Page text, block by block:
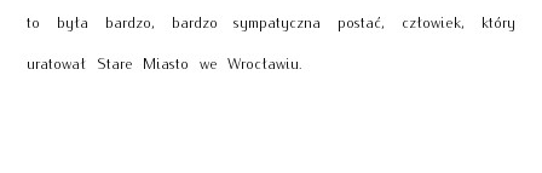
to była bardzo, bardzo sympatyczna postać, człowiek, który
uratował Stare Miasto we Wrocławiu.